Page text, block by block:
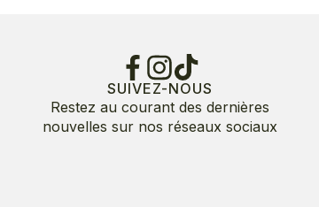
SUIVEZ-NOUS
Restez au courant des dernières
nouvelles sur nos réseaux sociaux